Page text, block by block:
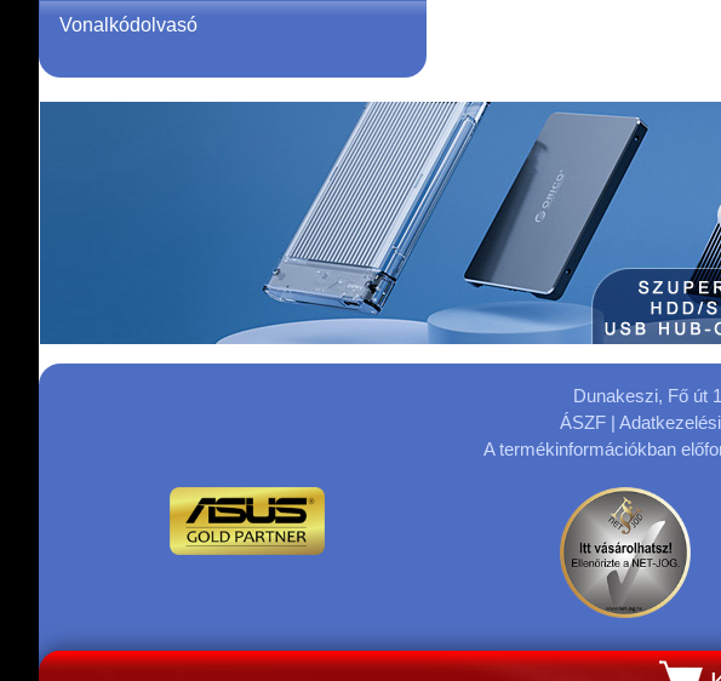
Vonalkódolvasó
Dunakeszi, Fő út
ÁSZF |
A termékinformációkban